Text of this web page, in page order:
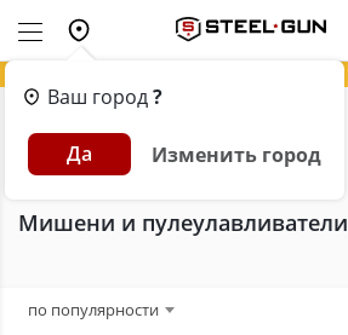
Ваш город?
Да Изменить город
Главная Каталог
Аксессуары и расходники для пневматики
Мишени и пулеулавливатели
по популярности